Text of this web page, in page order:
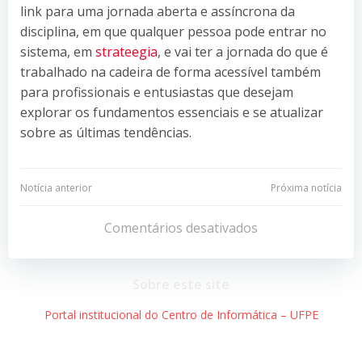
link para uma jornada aberta e assíncrona da
disciplina, em que qualquer pessoa pode entrar no
sistema, em strateegia, e vai ter a jornada do que é
trabalhado na cadeira de forma acessível também
para profissionais e entusiastas que desejam
explorar os fundamentos essenciais e se atualizar
sobre as últimas tendências.
Navegação
Post
Notícia anterior
Navegação
de
Post
Próxima notícia
Comentários desativados
Portal institucional do Centro de Informática – UFPE